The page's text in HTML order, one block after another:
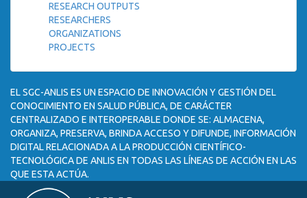
RESEARCH OUTPUTS
RESEARCHERS
ORGANIZATIONS
PROJECTS
EL SGC-ANLIS ES UN ESPACIO DE INNOVACIÓN Y GESTIÓN DEL
CONOCIMIENTO EN SALUD PÚBLICA, DE CARÁCTER
CENTRALIZADO E INTEROPERABLE DONDE SE: ALMACENA,
ORGANIZA, PRESERVA, BRINDA ACCESO Y DIFUNDE, INFORMACIÓN
DIGITAL RELACIONADA A LA PRODUCCIÓN CIENTÍFICO-
TECNOLÓGICA DE ANLIS EN TODAS LAS LÍNEAS DE ACCIÓN EN LAS
QUE ESTA ACTÚA.